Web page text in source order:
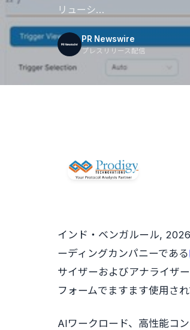
リューシ…
PR Newswire
プレスリリース配信
インド・ベンガルール,
ーディングカンパニーである
サイザーおよびアナライザ
フォームでますます使用さ
AIワークロード、高性能コ